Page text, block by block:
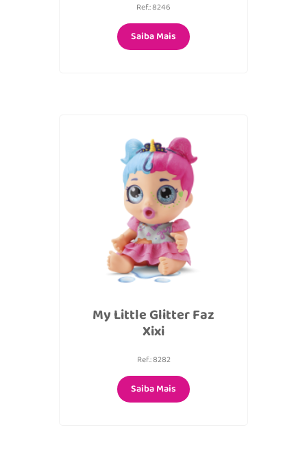
Ref.: 8246
Saiba Mais
My Little Glitter Faz
Xixi
Ref.: 8282
Saiba Mais